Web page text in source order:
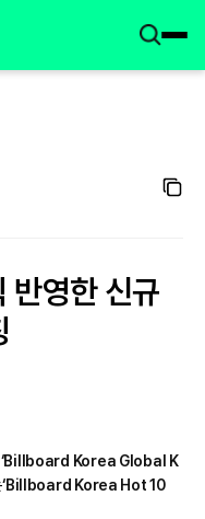
반영한 신규
‘Billboard Korea Global K
‘Billboard Korea Hot 10